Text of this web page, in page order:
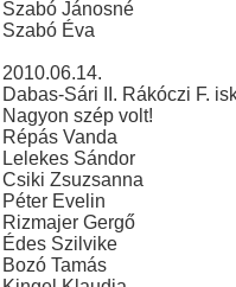
Szabó Jánosné
Szabó Éva
2010.06.14.
Dabas-Sári II. Rákóczi F.
Nagyon szép volt!
Répás Vanda
Lelekes Sándor
Csiki Zsuzsanna
Péter Evelin
Rizmajer Gergő
Édes Szilvike
Bozó Tamás